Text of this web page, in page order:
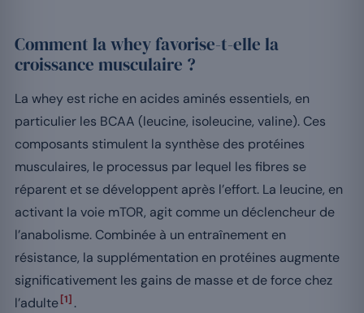
Comment la whey favorise-t-elle la
croissance musculaire ?
La whey est riche en acides aminés essentiels, en
particulier les BCAA (leucine, isoleucine, valine). Ces
composants stimulent la synthèse des protéines
musculaires, le processus par lequel les fibres se
réparent et se développent après l’effort. La leucine, en
activant la voie mTOR, agit comme un déclencheur de
l’anabolisme. Combinée à un entraînement en
résistance, la supplémentation en protéines augmente
significativement les gains de masse et de force chez
l’adulte[1] .